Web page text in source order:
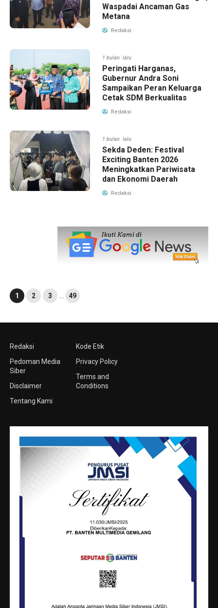
Waspadai Ancaman Gas
Metana
Redaksi
1 bulan lalu
Peringati Harganas,
Gubernur Andra Soni
Sampaikan Peran Keluarga
Cetak SDM Berkualitas
Redaksi
1 bulan lalu
Sekda Deden: Festival
Exciting Banten 2026
Meningkatkan Pariwisata
dan Ekonomi Daerah
Redaksi
1 2 3 … 49
Redaksi
Pedoman Media
Siber
Disclaimer
Tentang Kami
Kode Etik
Privacy Policy
Terms and
Conditions